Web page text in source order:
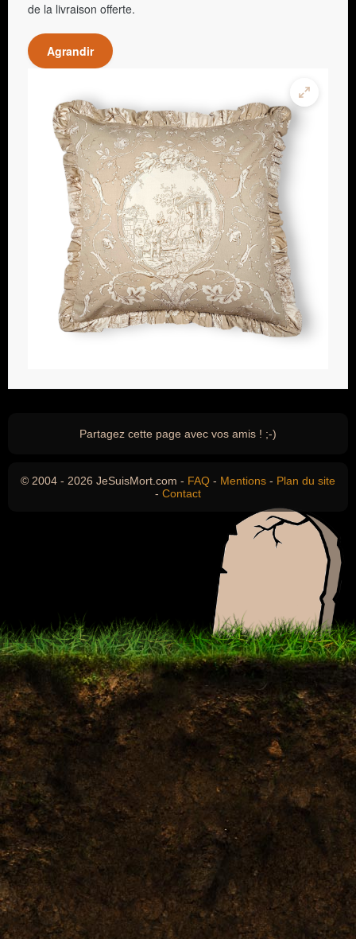
de la livraison offerte.
Agrandir
Partagez cette page avec vos amis ! ;-)
© 2004 - 2026 JeSuisMort.com - FAQ - Mentions - Plan du site
- Contact